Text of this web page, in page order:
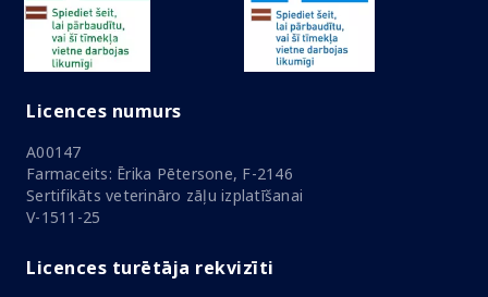
Licences numurs
A00147
Farmaceits: Ērika Pētersone, F-2146
Sertifikāts veterināro zāļu izplatīšanai
V-1511-25
Licences turētāja rekvizīti